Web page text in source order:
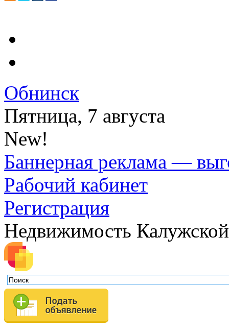
Обнинск
Пятница, 7 августа
New!
Баннерная реклама —
Рабочий кабинет
Регистрация
Недвижимость